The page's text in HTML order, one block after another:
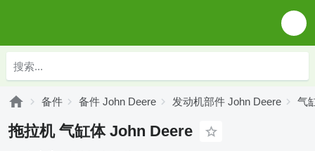
备件 备件 John Deere 发动机部件 John Deere 气
拖拉机 气缸体 John Deere